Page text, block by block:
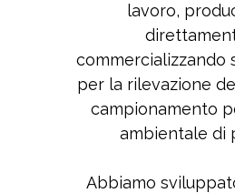
lavoro,
commercializzando
per la rilevazione
campionamento
ambientale di
Abbiamo